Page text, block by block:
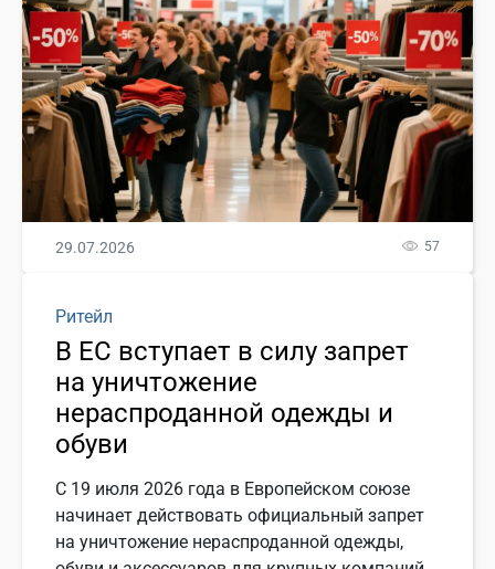
29.07.2026 57
Ритейл
В ЕС вступает в силу запрет
на уничтожение
нераспроданной одежды и
обуви
С 19 июля 2026 года в Европейском союзе
начинает действовать официальный запрет
на уничтожение нераспроданной одежды,